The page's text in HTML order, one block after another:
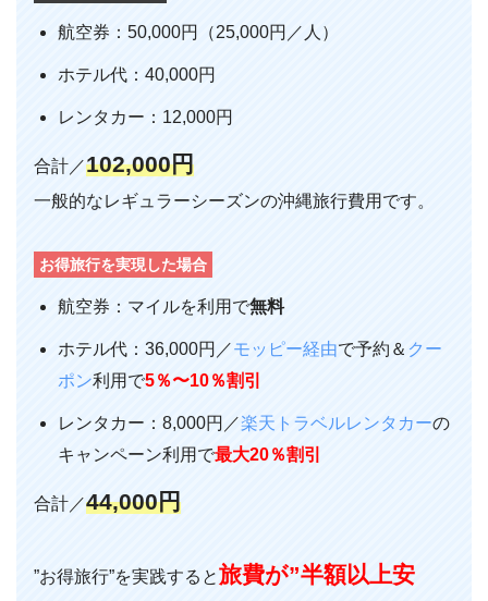
航空券：50,000円（25,000円／人）
ホテル代：40,000円
レンタカー：12,000円
合計／102,000円
一般的なレギュラーシーズンの沖縄旅行費用です。
お得旅行を実現した場合
航空券：マイルを利用で無料
ホテル代：36,000円／モッピー経由で予約＆ クー
ポン利用で5％〜10％割引
レンタカー：8,000円／楽天トラベルレンタカーの
キャンペーン利用で最大20％割引
合計／44,000円
”お得旅行”を実践すると旅費が”半額以上安